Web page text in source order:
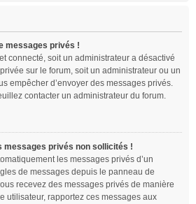
messages privés !
connecté, soit un administrateur a désactivé
sur le forum, soit un administrateur ou un
empêcher d’envoyer des messages privés.
contacter un administrateur du forum.
messages privés non sollicités !
les messages privés d’un
de messages depuis le panneau de
recevez des messages privés de manière
utilisateur, rapportez ces messages aux